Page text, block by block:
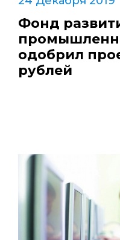
Фонд
одобрил
рублей